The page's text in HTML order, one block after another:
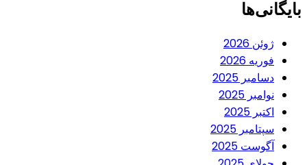
بایگانی‌ها
ژوئن 2026
فوریه 2026
دسامبر 2025
نوامبر 2025
اکتبر 2025
سپتامبر 2025
آگوست 2025